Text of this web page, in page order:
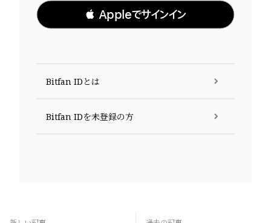
 Appleでサインイン
Bitfan IDとは
Bitfan IDを未登録の方